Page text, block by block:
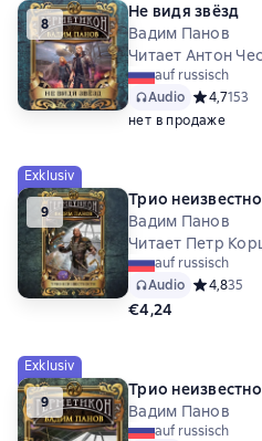
8
Не видя звёзд
Вадим Панов
Читает Антон
auf russisch
Audio Средний
4,7153
нет в продаже
Exklusiv
9
Трио
Вадим Панов
Читает Петр
auf russisch
Audio Средний
4,835
€4,24
Exklusiv
9
Трио
Вадим Панов
auf russisch